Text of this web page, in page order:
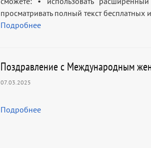
просматривать полный текст
Подробнее
Поздравление с Международным
07.03.2025
Подробнее